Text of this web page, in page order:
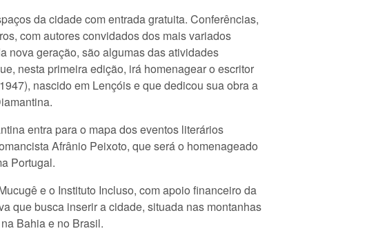
da cidade com entrada gratuita. Conferências,
com autores convidados dos mais variados
nova geração, são algumas das atividades
nesta primeira edição, irá homenagear o escritor
nascido em Lençóis e que dedicou sua obra a
entra para o mapa dos eventos literários
Afrânio Peixoto, que será o homenageado
Portugal.
e o Instituto Incluso, com apoio financeiro da
que busca inserir a cidade, situada nas montanhas
Bahia e no Brasil.